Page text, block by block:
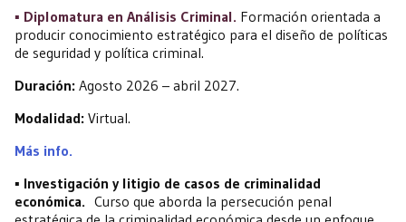
▪️ Diplomatura en Análisis Criminal. Formación orientada a
producir conocimiento estratégico para el diseño de políticas
de seguridad y política criminal.
Duración: Agosto 2026 – abril 2027.
Modalidad: Virtual.
Más info.
▪️ Investigación y litigio de casos de criminalidad
económica. Curso que aborda la persecución penal